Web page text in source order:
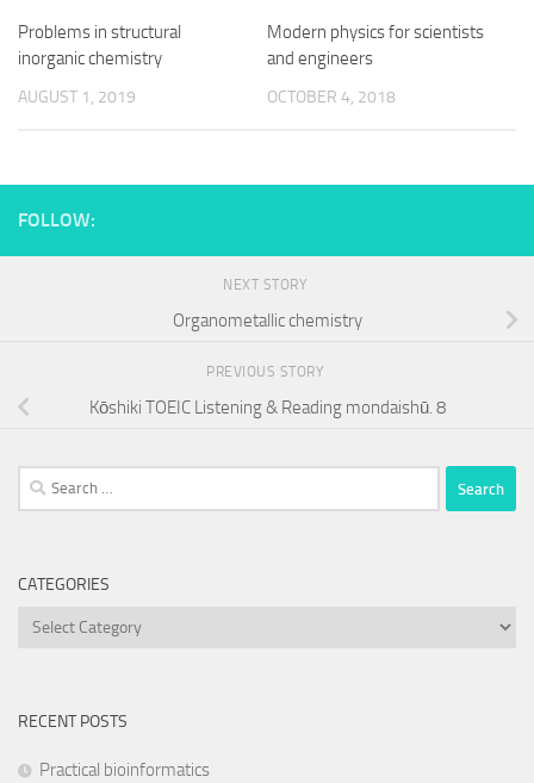
Problems in structural
inorganic chemistry
AUGUST 1, 2019
Modern physics for scientists
and engineers
OCTOBER 4, 2018
FOLLOW:
NEXT STORY
Organometallic chemistry
PREVIOUS STORY
Kōshiki TOEIC Listening & Reading mondaishū. 8
Search
for:
CATEGORIES
Categories
RECENT POSTS
Practical bioinformatics